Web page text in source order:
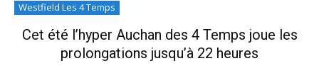
Westfield Les 4 Temps
Cet été l’hyper Auchan des 4 Temps joue les
prolongations jusqu’à 22 heures